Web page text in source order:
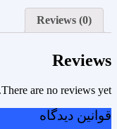
Reviews (0)
Reviews
There are no reviews yet.
قوانین دیدگاه